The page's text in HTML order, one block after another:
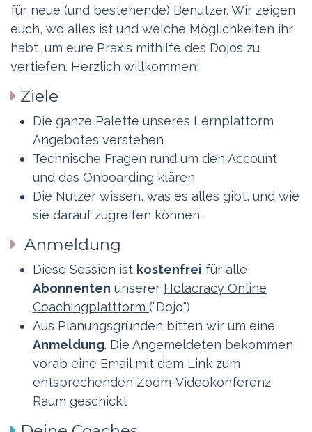
für neue (und bestehende) Benutzer. Wir zeigen
euch, wo alles ist und welche Möglichkeiten ihr
habt, um eure Praxis mithilfe des Dojos zu
vertiefen. Herzlich willkommen!
Ziele
Die ganze Palette unseres Lernplattorm
Angebotes verstehen
Technische Fragen rund um den Account
und das Onboarding klären
Die Nutzer wissen, was es alles gibt, und wie
sie darauf zugreifen können.
Anmeldung
Diese Session ist kostenfrei für alle
Abonnenten unserer Holacracy Online
Coachingplattform ("Dojo")
Aus Planungsgründen bitten wir um eine
Anmeldung. Die Angemeldeten bekommen
vorab eine Email mit dem Link zum
entsprechenden Zoom-Videokonferenz
Raum geschickt